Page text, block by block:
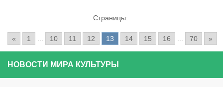
Страницы:
« 1 ... 10 11 12 13 14 15 16 ... 70 »
НОВОСТИ МИРА КУЛЬТУРЫ